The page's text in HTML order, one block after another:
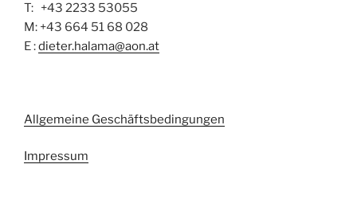
T: +43 2233 53055
M: +43 664 51 68 028
E :dieter.halama@aon.at
Allgemeine Geschäftsbedingungen
Impressum